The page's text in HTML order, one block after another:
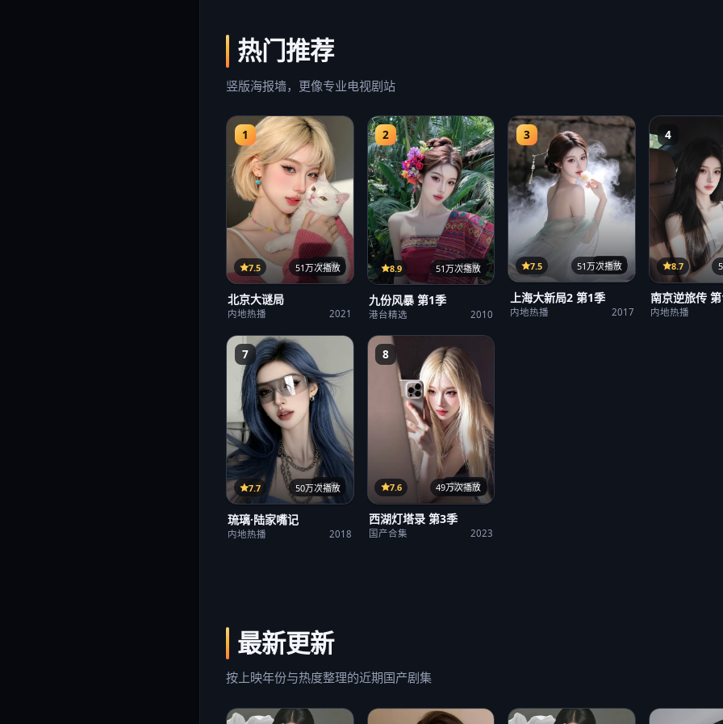
热门推荐
竖版海报墙，更像专业电视剧站
1
22集
7.5 51万次播放
北京大谜局
内地热播 2021
2
15集
8.9 51万次播放
九份风暴 第1季
港台精选 2010
3
14集
7.5 51万次播放
上海大新局2 第1季
内地热播 2017
4
8.7
南京逆旅传
内地热播
7
12集
7.7 50万次播放
琉璃·陆家嘴记
内地热播 2018
8
第23期
7.6 49万次播放
西湖灯塔录 第3季
国产合集 2023
最新更新
按上映年份与热度整理的近期国产剧集